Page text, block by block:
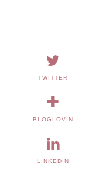
TWITTER
BLOGLOVIN
LINKEDIN